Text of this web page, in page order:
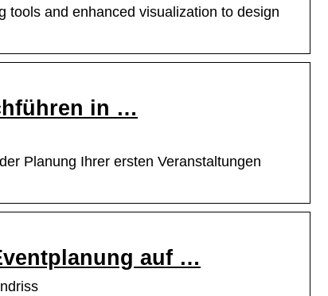
tools and enhanced visualization to design
in …
Planung Ihrer ersten Veranstaltungen
auf …